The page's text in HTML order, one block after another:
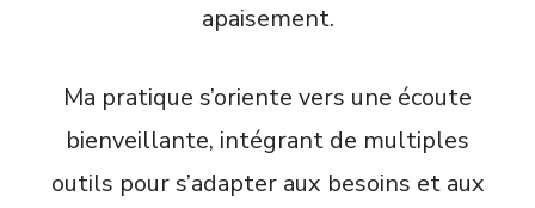
apaisement.
Ma pratique s’oriente vers une écoute
bienveillante, intégrant de multiples
outils pour s’adapter aux besoins et aux